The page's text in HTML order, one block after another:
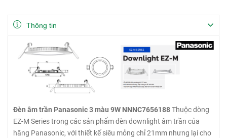
Thông tin
Đèn âm trần Panasonic 3 màu 9W NNNC7656188Thuộc dòng
EZ-M Series trong các sản phẩm đèn downlight âm trần của
hãng Panasonic, với thiết kế siêu mỏng chỉ 21mm nhưng lại cho